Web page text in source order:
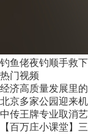
钓鱼佬夜钓顺手救
热门视频
经济高质量发展里的
北京多家公园迎来
中传王牌专业取消
【百万庄小课堂】